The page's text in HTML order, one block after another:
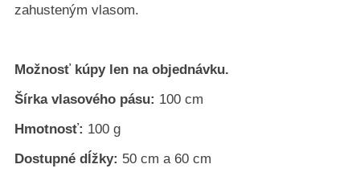
zahusteným vlasom.
Možnosť kúpy len na objednávku.
Šírka vlasového pásu: 100 cm
Hmotnosť: 100 g
Dostupné dĺžky: 50 cm a 60 cm